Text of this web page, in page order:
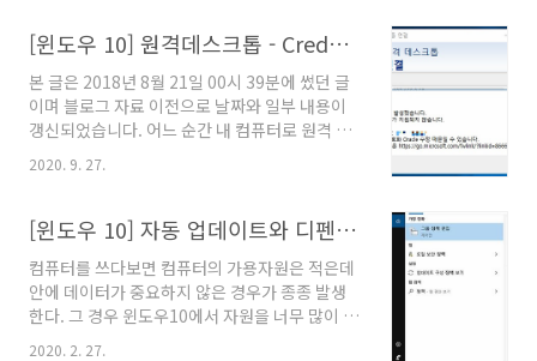
KB5009566 패치로 인한..
치 라운지에서 윈도우용 아파치 웹서버 파일을
다운로드 받을 수 있다. 설치하고자 하는 윈도우
환경에 맞춰서 적절하게 다운로드 한다. 필자의
경우 윈도우 10 64비트에 설치하려고 했기에
Apache 2.4.52 Win64 버전을 받았다. 아파치
라운지 다운로드 페이지 주소:
웹서버 압축파일을 압축해제하..
[윈도우 10] 원격데스크톱 - CredSSP 암호화 Oracle 수정 때문일 수 있습니다.
본 글은 2018년 8월 21일 00시 39분에 썼던 글
이며 블로그 자료 이전으로 날짜와 일부 내용이
갱신되었습니다. 어느 순간 내 컴퓨터로 원격 접
속을 하려니 'CredSSP 암호화 Oracle 수정 때문
일 수 있습니다.' 라는 오류 메시지가 나타나면서
발견된 CredSSP의 취약점으로 인한 피해를 방
에서 보호 수준이 완화로 기본 설정되었다고 한
다. 취약점이 있다하더라도 일단 내 컴퓨터로 접
속은 해야하니 원격 데스크톱의 클라이언트가 될
컴퓨터(원격 접속을 시도할 컴퓨터)의 설정을 바
2020. 9. 27.
[윈도우 10] 자동 업데이트와 디펜더(백신)을 비활성화 하는 법
컴퓨터를 쓰다보면 컴퓨터의 가용자원은 적은데
안에 데이터가 중요하지 않은 경우가 종종 발생
한다. 그 경우 윈도우10에서 자원을 너무 많이 가
져다 쓰는 두 가지 서비스를 비활성화만 해도 상
2020. 2. 27.